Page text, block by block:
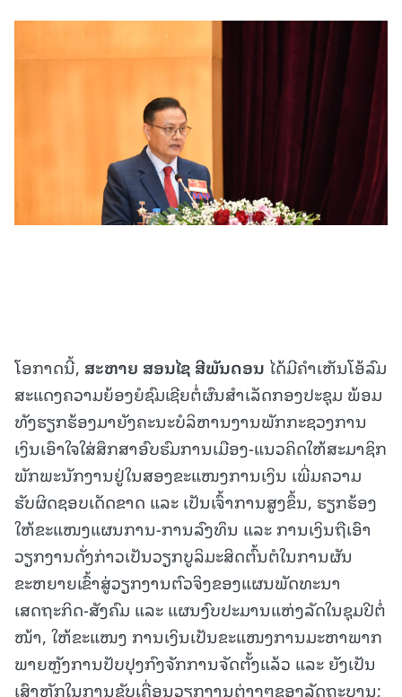
ໂອກາດນີ້, ສະຫາຍ ສອນໄຊ ສີພັນດອນ ໄດ້ມີຄໍາເຫັນໂອ້ລົມ
ສະແດງຄວາມຍ້ອງຍໍຊົມເຊີຍຕໍ່ຜົນສຳເລັດກອງປະຊຸມ ພ້ອມ
ທັງຮຽກຮ້ອງມາຍັງຄະນະບໍລິຫານງານພັກກະຊວງການ
ເງິນເອົາໃຈໃສ່ສຶກສາອົບຮົມການເມືອງ-ແນວຄິດໃຫ້ສະມາຊິກ
ພັກພະນັກງານຢູ່ໃນສອງຂະແໜງການເງິນ ເພີ່ມຄວາມ
ຮັບຜິດຊອບເດັດຂາດ ແລະ ເປັນເຈົ້າການສູງຂຶ້ນ, ຮຽກຮ້ອງ
ໃຫ້ຂະແໜງແຜນການ-ການລົງທຶນ ແລະ ການເງິນຖືເອົາ
ວຽກງານດັ່ງກ່າວເປັນວຽກບູລິມະສິດຕົ້ນຕໍໃນການຜັນ
ຂະຫຍາຍເຂົ້າສູ່ວຽກງານຕົວຈິງຂອງແຜນພັດທະນາ
ເສດຖະກິດ-ສັງຄົມ ແລະ ແຜນງົບປະມານແຫ່ງລັດໃນຊຸມປີຕໍ່
ໜ້າ, ໃຫ້ຂະແໜງ ການເງິນເປັນຂະແໜງການມະຫາພາກ
ພາຍຫຼັງການປັບປຸງກົງຈັກການຈັດຕັ້ງແລ້ວ ແລະ ຍັງເປັນ
ເສົາຫຼັກໃນການຂັບເຄື່ອນວຽກງານຕ່າງໆຂອງລັດຖະບານ;